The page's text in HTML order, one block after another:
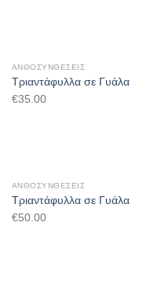
ΑΝΘΟΣΥΝΘΈΣΕΙΣ
Τριαντάφυλλα σε Γυάλα
€35.00
ΑΝΘΟΣΥΝΘΈΣΕΙΣ
Τριαντάφυλλα σε Γυάλα
€50.00